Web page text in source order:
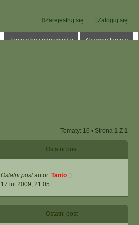
Zaloguj się
Zarejestruj się
Tematy bez odpowiedzi Aktywne tematy
Tematy: 16 • Strona 1 Z 1
Ostatni post
Ostatni postautor: Tanto
17 lut 2009, 21:05
Ostatni post